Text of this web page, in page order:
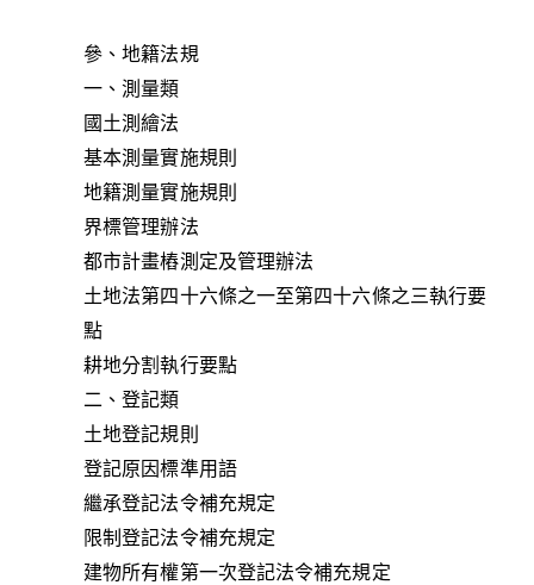
參、地籍法規
一、測量類
國土測繪法
基本測量實施規則
地籍測量實施規則
界標管理辦法
都市計畫樁測定及管理辦法
土地法第四十六條之一至第四十六條之三執行要
點
耕地分割執行要點
二、登記類
土地登記規則
登記原因標準用語
繼承登記法令補充規定
限制登記法令補充規定
建物所有權第一次登記法令補充規定